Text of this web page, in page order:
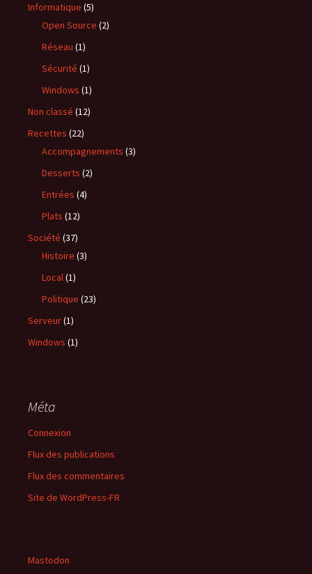
Informatique (5)
Open Source (2)
Réseau (1)
Sécurité (1)
Windows (1)
Non classé (12)
Recettes (22)
Accompagnements (3)
Desserts (2)
Entrées (4)
Plats (12)
Société (37)
Histoire (3)
Local(1)
Politique (23)
Serveur(1)
Windows (1)
Méta
Connexion
Flux des publications
Flux des commentaires
Site de WordPress-FR
Mastodon